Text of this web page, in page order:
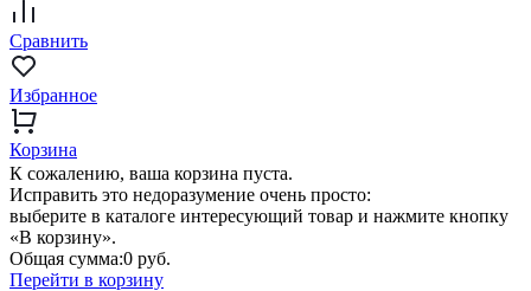
Сравнить
Избранное
Корзина
К сожалению, ваша корзина пуста.
Исправить это недоразумение очень просто:
выберите в каталоге интересующий товар и нажмите кнопку
«В корзину».
Общая сумма:0 руб.
Перейти в корзину